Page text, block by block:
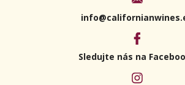
Sledujte nás na